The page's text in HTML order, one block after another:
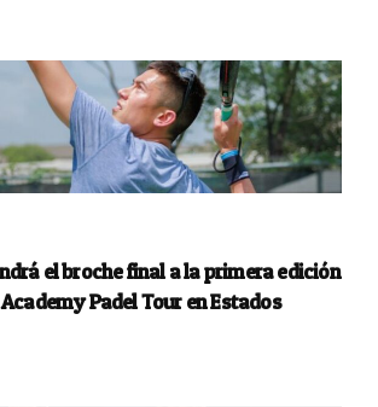
el broche final a la primera edición
Padel Tour en Estados